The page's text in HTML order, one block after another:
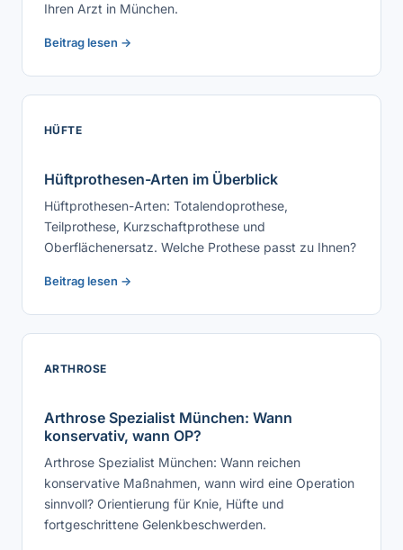
Ihren Arzt in München.
Beitrag lesen →
HÜFTE
Hüftprothesen-Arten im Überblick
Hüftprothesen-Arten: Totalendoprothese,
Teilprothese, Kurzschaftprothese und
Oberflächenersatz. Welche Prothese passt zu Ihnen?
Beitrag lesen →
ARTHROSE
Arthrose Spezialist München: Wann
konservativ, wann OP?
Arthrose Spezialist München: Wann reichen
konservative Maßnahmen, wann wird eine Operation
sinnvoll? Orientierung für Knie, Hüfte und
fortgeschrittene Gelenkbeschwerden.